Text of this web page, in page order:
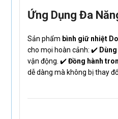
Ứng Dụng Đa
Sản phẩm bình giữ nhiệt
cho mọi hoàn cảnh: ✔️
vận động. ✔️Đồng hành
dễ dàng mà không bị thay